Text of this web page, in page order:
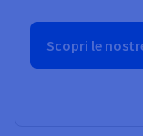
Scopri le